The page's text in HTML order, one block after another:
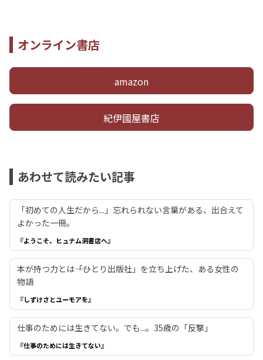
オンライン書店
amazon
紀伊國屋書店
あわせて読みたい記事
「初めての人生だから...」忘れられない言葉がある、出合えて
よかった一冊。
『ようこそ、ヒュナム洞書店へ』
本が持つ力とは――「ひとり出版社」を立ち上げた、ある女性の
物語
『しずけさとユーモアを』
仕事のためには生きてない。でも...。35歳の「反撃」
『仕事のためには生きてない』